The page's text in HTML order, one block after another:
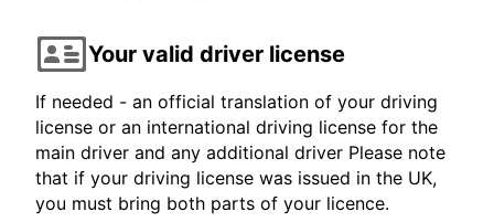
Your valid driver license
If needed - an official translation of your driving
license or an international driving license for the
main driver and any additional driver Please note
that if your driving license was issued in the UK,
you must bring both parts of your licence.